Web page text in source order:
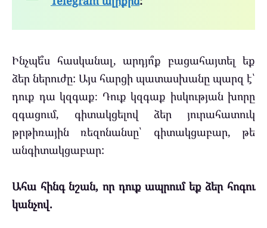
Ինչպե՞ս հասկանալ, արդյո՞ք բացահայտել եք
ձեր ներուժը: Այս հարցի պատասխանը պարզ է՝
դուք դա կզգաք։ Դուք կզգաք իսկության խորը
զգացում, գիտակցելով ձեր յուրահատուկ
թրթիռային ռեզոնանսը՝ գիտակցաբար, թե
անգիտակցաբար:
Ահա հինգ նշան, որ դուք ապրում եք ձեր հոգու
կանչով.